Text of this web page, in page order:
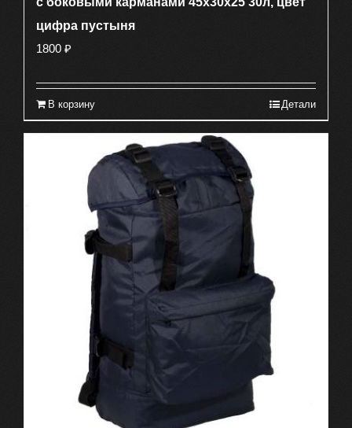
цифра пустыня
1800 ₽
В корзину Детали